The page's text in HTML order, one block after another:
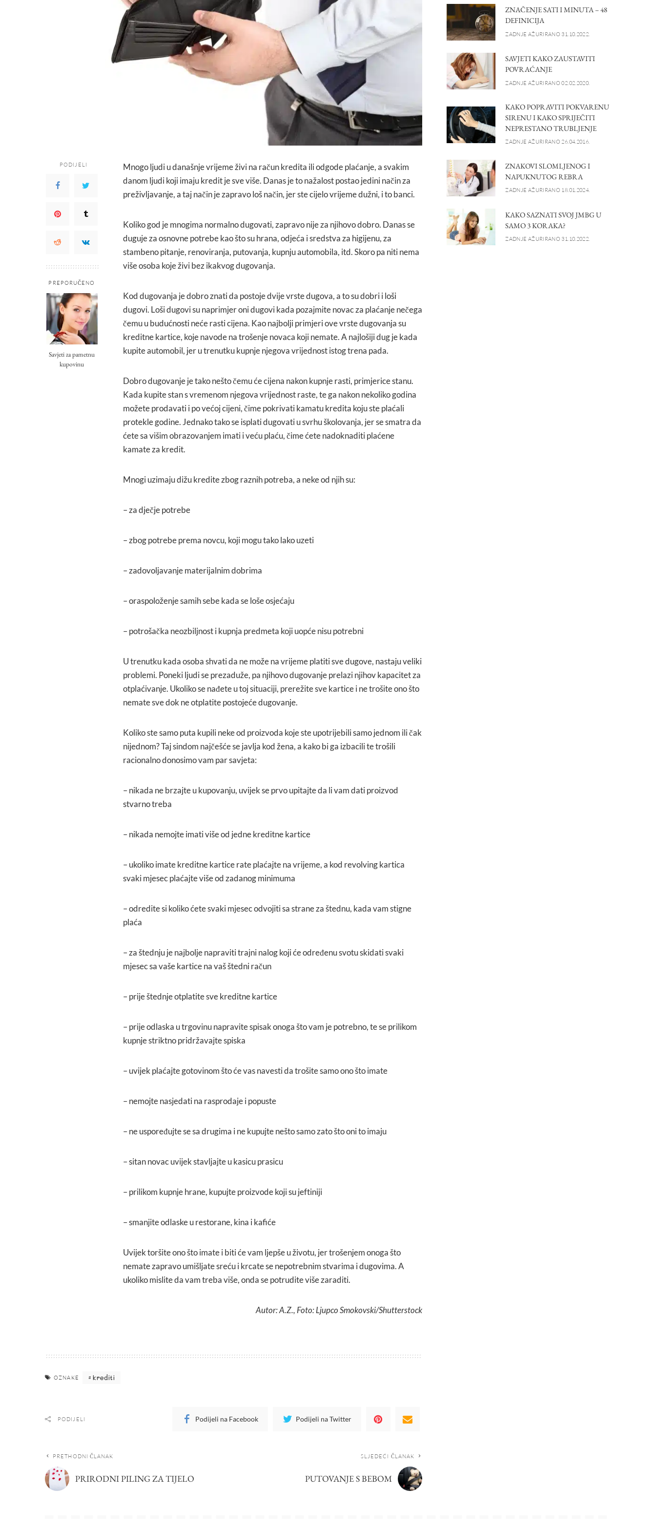
PODIJELI
PREPORUČENO
Savjeti za pametnu
kupovinu
Mnogo ljudi u današnje vrijeme živi na račun kredita ili odgode plaćanje, a svakim
danom ljudi koji imaju kredit je sve više. Danas je to nažalost postao jedini način za
preživljavanje, a taj način je zapravo loš način, jer ste cijelo vrijeme dužni, i to banci.
Koliko god je mnogima normalno dugovati, zapravo nije za njihovo dobro. Danas se
duguje za osnovne potrebe kao što su hrana, odjeća i sredstva za higijenu, za
stambeno pitanje, renoviranja, putovanja, kupnju automobila, itd. Skoro pa niti nema
više osoba koje živi bez ikakvog dugovanja.
Kod dugovanja je dobro znati da postoje dvije vrste dugova, a to su dobri i loši
dugovi. Loši dugovi su naprimjer oni dugovi kada pozajmite novac za plaćanje nečega
čemu u budućnosti neće rasti cijena. Kao najbolji primjeri ove vrste dugovanja su
kreditne kartice, koje navode na trošenje novaca koji nemate. A najlošiji dug je kada
kupite automobil, jer u trenutku kupnje njegova vrijednost istog trena pada.
Dobro dugovanje je tako nešto čemu će cijena nakon kupnje rasti, primjerice stanu.
Kada kupite stan s vremenom njegova vrijednost raste, te ga nakon nekoliko godina
možete prodavati i po većoj cijeni, čime pokrivati kamatu kredita koju ste plaćali
protekle godine. Jednako tako se isplati dugovati u svrhu školovanja, jer se smatra da
ćete sa višim obrazovanjem imati i veću plaću, čime ćete nadoknaditi plaćene
kamate za kredit.
Mnogi uzimaju dižu kredite zbog raznih potreba, a neke od njih su:
– za dječje potrebe
– zbog potrebe prema novcu, koji mogu tako lako uzeti
– zadovoljavanje materijalnim dobrima
– oraspoloženje samih sebe kada se loše osjećaju
– potrošačka neozbiljnost i kupnja predmeta koji uopće nisu potrebni
U trenutku kada osoba shvati da ne može na vrijeme platiti sve dugove, nastaju veliki
problemi. Poneki ljudi se prezaduže, pa njihovo dugovanje prelazi njihov kapacitet za
otplaćivanje. Ukoliko se nađete u toj situaciji, prerežite sve kartice i ne trošite ono što
nemate sve dok ne otplatite postojeće dugovanje.
Koliko ste samo puta kupili neke od proizvoda koje ste upotrijebili samo jednom ili čak
nijednom? Taj sindom najčešće se javlja kod žena, a kako bi ga izbacili te trošili
racionalno donosimo vam par savjeta:
– nikada ne brzajte u kupovanju, uvijek se prvo upitajte da li vam dati proizvod
stvarno treba
– nikada nemojte imati više od jedne kreditne kartice
– ukoliko imate kreditne kartice rate plaćajte na vrijeme, a kod revolving kartica
svaki mjesec plaćajte više od zadanog minimuma
– odredite si koliko ćete svaki mjesec odvojiti sa strane za štednu, kada vam stigne
plaća
– za štednju je najbolje napraviti trajni nalog koji će određenu svotu skidati svaki
mjesec sa vaše kartice na vaš štedni račun
– prije štednje otplatite sve kreditne kartice
– prije odlaska u trgovinu napravite spisak onoga što vam je potrebno, te se prilikom
kupnje striktno pridržavajte spiska
– uvijek plaćajte gotovinom što će vas navesti da trošite samo ono što imate
– nemojte nasjedati na rasprodaje i popuste
– ne uspoređujte se sa drugima i ne kupujte nešto samo zato što oni to imaju
– sitan novac uvijek stavljajte u kasicu prasicu
– prilikom kupnje hrane, kupujte proizvode koji su jeftiniji
– smanjite odlaske u restorane, kina i kafiće
Uvijek toršite ono što imate i biti će vam ljepše u životu, jer trošenjem onoga što
nemate zapravo umišljate sreću i krcate se nepotrebnim stvarima i dugovima. A
ukoliko mislite da vam treba više, onda se potrudite više zaraditi.
Autor: A.Z., Foto: Ljupco Smokovski/Shutterstock
OZNAKE krediti
PODIJELI Podijeli na Facebook Podijeli na Twitter
PRETHODNI ČLANAK
PRIRODNI PILING ZA TIJELO
SLJEDEĆI ČLANAK
PUTOVANJE S BEBOM
ZNAČENJE SATI I MINUTA – 48
DEFINICIJA
ZADNJE AŽURIRANO 31.10.2022.
SAVJETI KAKO ZAUSTAVITI
POVRAĆANJE
ZADNJE AŽURIRANO 02.02.2020.
KAKO POPRAVITI POKVARENU
SIRENU I KAKO SPRIJEČITI
NEPRESTANO TRUBLJENJE
ZADNJE AŽURIRANO 26.04.2016.
ZNAKOVI SLOMLJENOG I
NAPUKNUTOG REBRA
ZADNJE AŽURIRANO 18.01.2024.
KAKO SAZNATI SVOJ JMBG U
SAMO 3 KORAKA?
ZADNJE AŽURIRANO 31.10.2022.